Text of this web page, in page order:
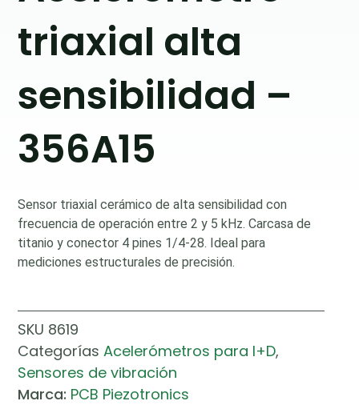
triaxial alta
sensibilidad –
356A15
Sensor triaxial cerámico de alta sensibilidad con
frecuencia de operación entre 2 y 5 kHz. Carcasa de
titanio y conector 4 pines 1/4-28. Ideal para
mediciones estructurales de precisión.
SKU 8619
Categorías Acelerómetros para I+D,
Sensores de vibración
Marca: PCB Piezotronics